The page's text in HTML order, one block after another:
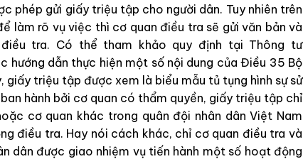
phép gửi giấy triệu tập cho người dân. Tuy nhiên trên
làm rõ vụ việc thì cơ quan điều tra sẽ gửi văn bản và
tra. Có thể tham khảo quy định tại Thông tư
hướng dẫn thực hiện một số nội dung của Điều 35 Bộ
triệu tập được xem là biểu mẫu tủ tụng hình sự sử
hành bởi cơ quan có thẩm quyền, giấy triệu tập chỉ
cơ quan khác trong quân đội nhân dân Việt Nam
điều tra. Hay nói cách khác, chỉ cơ quan điều tra và
dân được giao nhiệm vụ tiến hành một số hoạt động